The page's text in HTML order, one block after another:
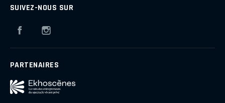
SUIVEZ-NOUS SUR
Facebook
PARTENAIRES